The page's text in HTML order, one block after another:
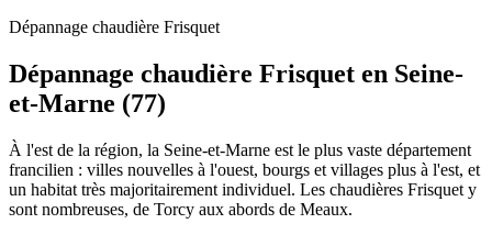
Dépannage chaudière Frisquet
Dépannage chaudière Frisquet en Seine-
et-Marne (77)
À l'est de la région, la Seine-et-Marne est le plus vaste département
francilien : villes nouvelles à l'ouest, bourgs et villages plus à l'est, et
un habitat très majoritairement individuel. Les chaudières Frisquet y
sont nombreuses, de Torcy aux abords de Meaux.